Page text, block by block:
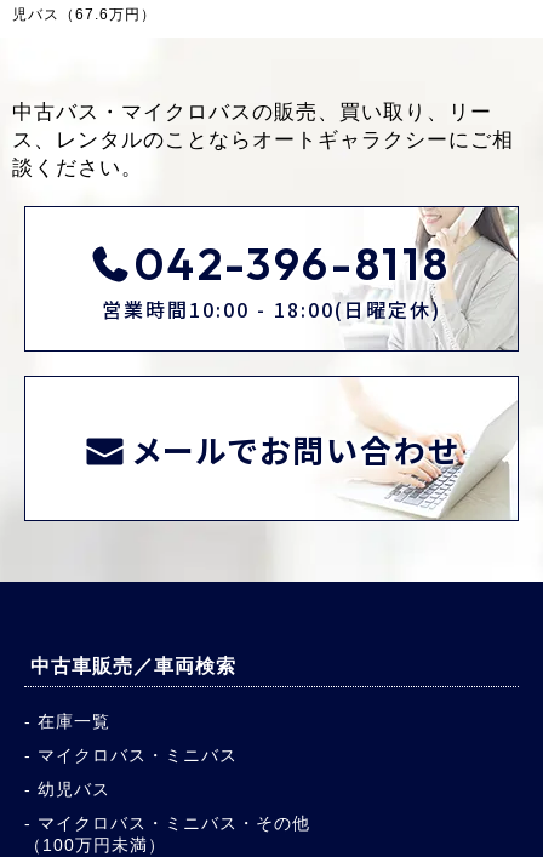
児バス（67.6万円）
中古バス・マイクロバスの販売、買い取り、リー
ス、レンタルのことなら オートギャラクシーにご相
談ください。
042-396-8118
営業時間10:00 - 18:00(日曜定休)
メールでお問い合わせ
中古車販売／車両検索
在庫一覧
マイクロバス・ミニバス
幼児バス
マイクロバス・ミニバス・その他
（100万円未満）